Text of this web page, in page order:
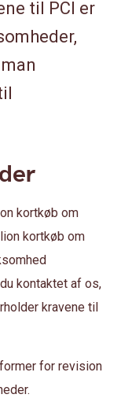
til PCI er
kortkøb om
kortkøb om
kontaktet af os,
kravene til
for revision